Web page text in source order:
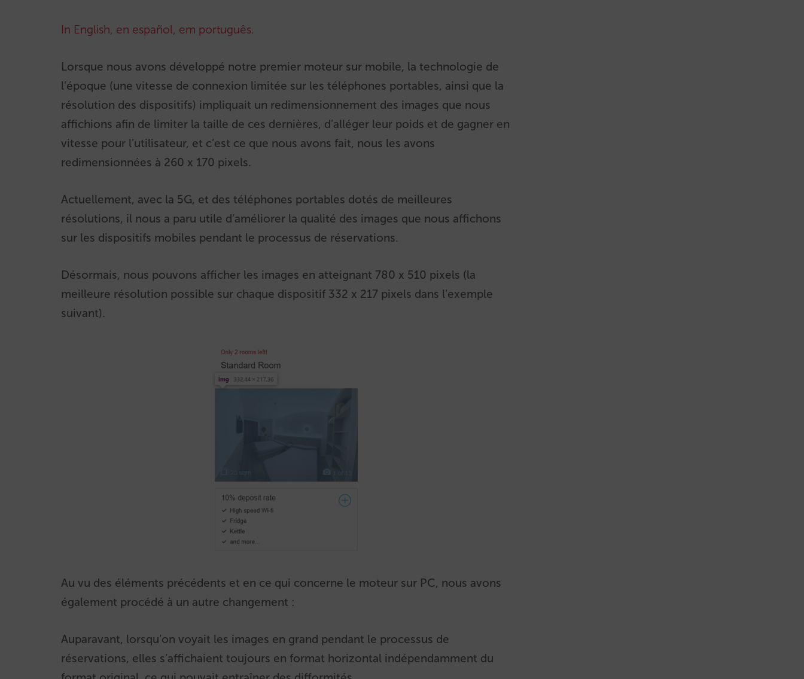
In English, en español, em português.
Lorsque nous avons développé notre premier moteur sur mobile, la technologie de
l’époque (une vitesse de connexion limitée sur les téléphones portables, ainsi que la
résolution des dispositifs) impliquait un redimensionnement des images que nous
affichions afin de limiter la taille de ces dernières, d’alléger leur poids et de gagner en
vitesse pour l’utilisateur, et c’est ce que nous avons fait, nous les avons
redimensionnées à 260 x 170 pixels.
Actuellement, avec la 5G, et des téléphones portables dotés de meilleures
résolutions, il nous a paru utile d’améliorer la qualité des images que nous affichons
sur les dispositifs mobiles pendant le processus de réservations.
Désormais, nous pouvons afficher les images en atteignant 780 x 510 pixels (la
meilleure résolution possible sur chaque dispositif 332 x 217 pixels dans l’exemple
suivant).
Au vu des éléments précédents et en ce qui concerne le moteur sur PC, nous avons
également procédé à un autre changement :
Auparavant, lorsqu’on voyait les images en grand pendant le processus de
réservations, elles s’affichaient toujours en format horizontal indépendamment du